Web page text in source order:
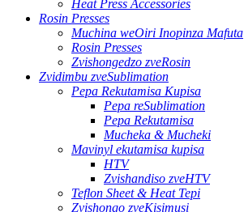
Heat Press Accessories
Rosin Presses
Muchina weOiri Inopinza Mafuta
Rosin Presses
Zvishongedzo zveRosin
Zvidimbu zveSublimation
Pepa Rekutamisa Kupisa
Pepa reSublimation
Pepa Rekutamisa
Mucheka & Mucheki
Mavinyl ekutamisa kupisa
HTV
Zvishandiso zveHTV
Teflon Sheet & Heat Tepi
Zvishongo zveKisimusi